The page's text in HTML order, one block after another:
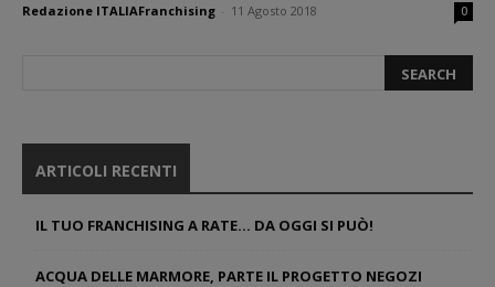
Redazione ITALIAFranchising 11 Agosto 2018 0
ARTICOLI RECENTI
IL TUO FRANCHISING A RATE… DA OGGI SI PUÒ!
ACQUA DELLE MARMORE, PARTE IL PROGETTO NEGOZI